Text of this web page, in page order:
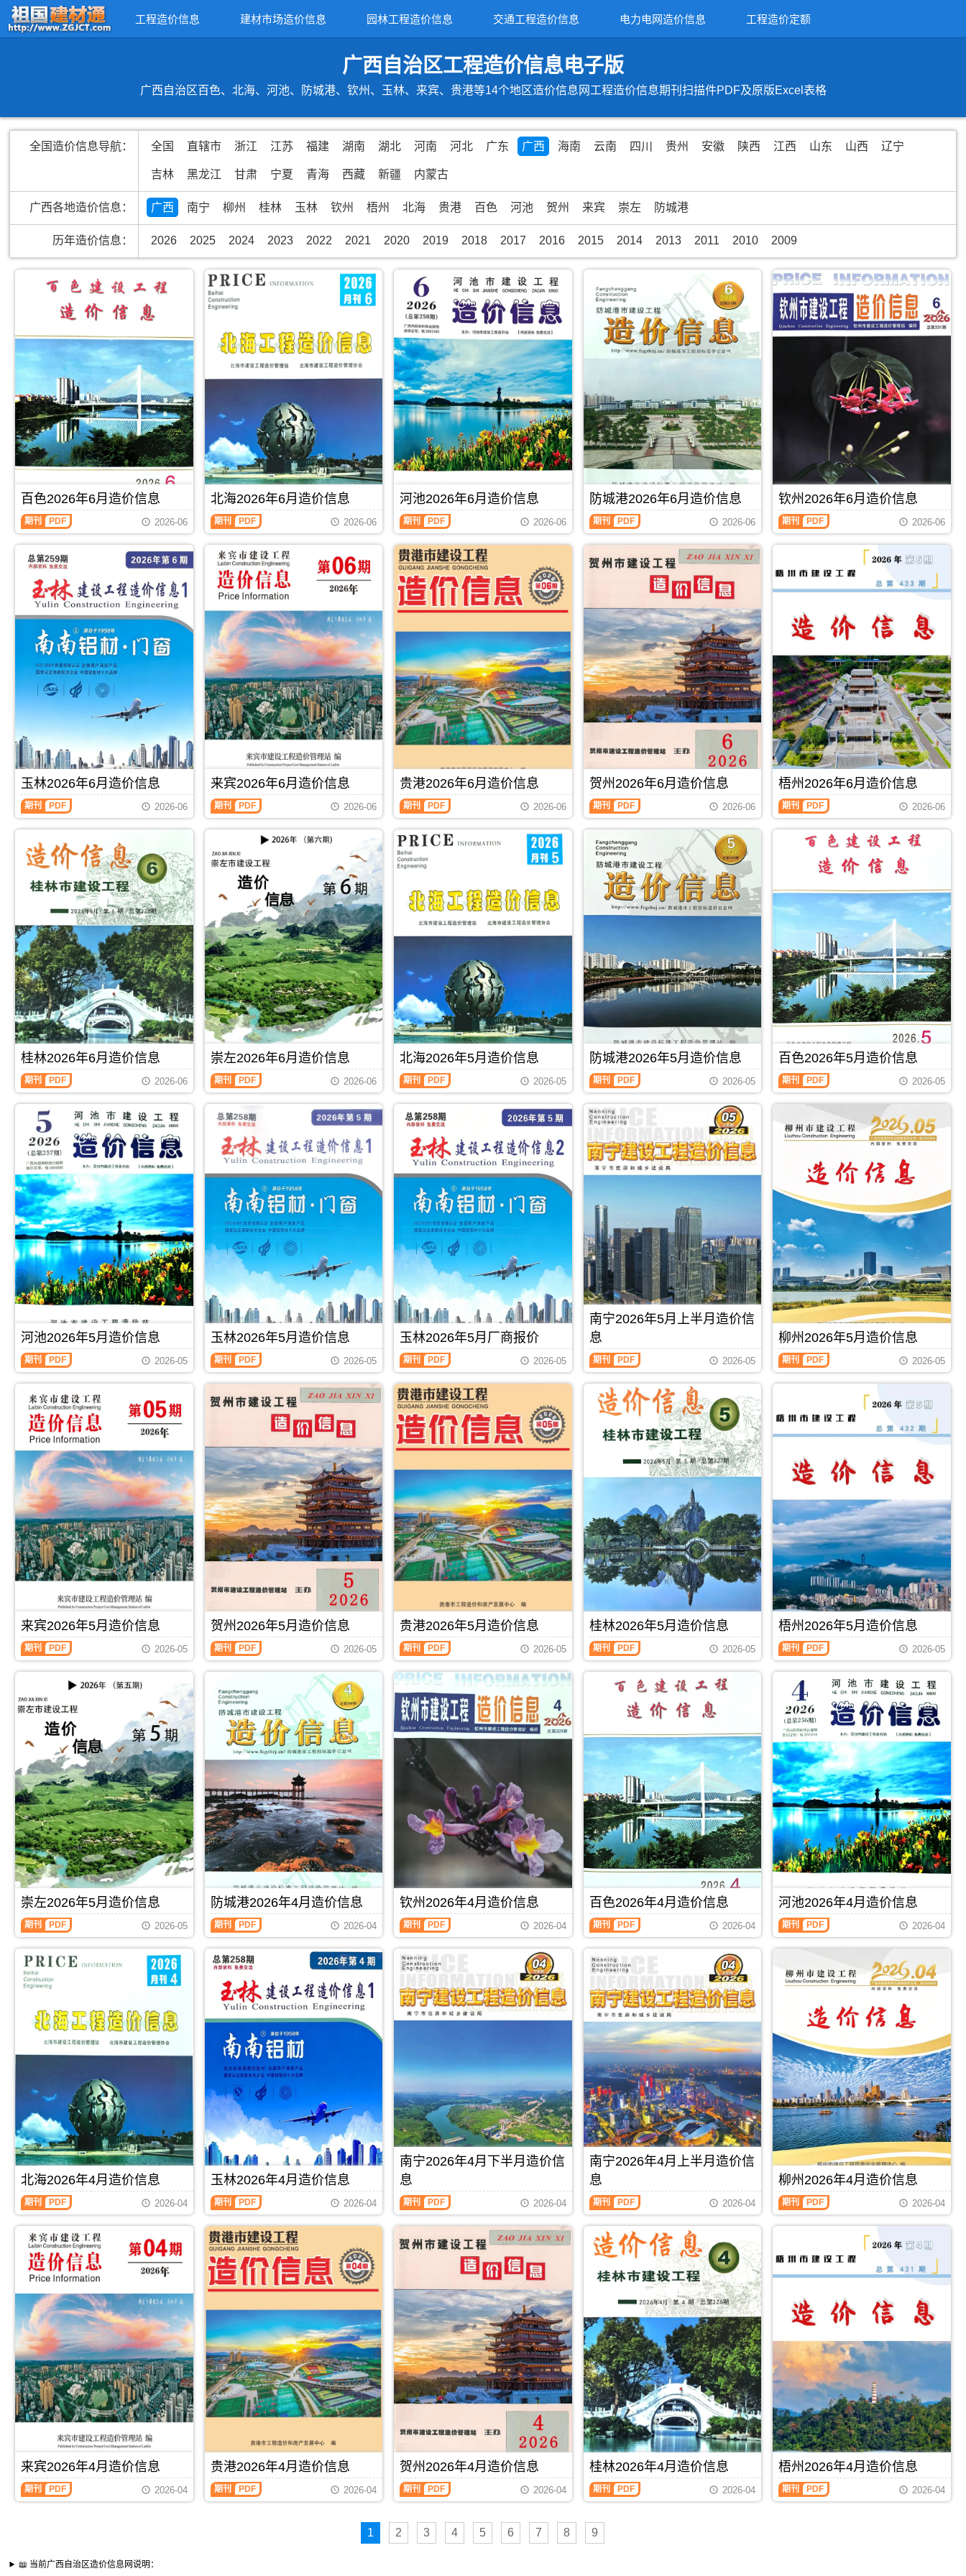
工程造价信息 建材市场造价信息 园林工程造价信息 交通工程造价信息 电力电网造价信息 工程造价定额
广西自治区工程造价信息电子版
广西自治区百色、北海、河池、防城港、钦州、玉林、来宾、贵港等14个地区造价信息网工程造价信息期刊扫描件PDF及原版Excel表格
📖 当前广西自治区造价信息网说明：
百色2026年6月造价信息
百
色
信
信
息)，
百
色
市
建
设
工
程
价
信
描
PDF，
属
于
百
色
市
工
程
材
料
汇
编，
用
工
程
材
料
价
格
纠
纷
调
解
期刊 PDF 2026-06
北海2026年6月造价信息
北
海
月
造
信
(北
海
工
程
造
价
信
息)，
北
设
工
程
造
价
息
高
PDF，
属
于
北
海
市
工
程
合
同
材
料
核
定
价，
用
于
程
析
期刊 PDF 2026-06
河池2026年6月造价信息
河
池
年
6
月
造
价
信
建
设
工
程
造
价
信
息)，
池
市
建
设
工
程
造
价
信
清
包
区：
宜
州
区、
罗
城
县、
环
江
县、
都
县、
化
县、
峨
县、
兰
县、
巴
马
县、
凤
山
县.，
用
于
河
池
工
程
资
算
编
制
期刊 PDF 2026-06
防城港2026年6月造价信息
防
城
年
息
城
港
建
设
工
程
价
息)，
防
城
港
市
建
设
工
程
息
扫
描
件
PDF，
防
城
港
息
价
包
含
区
域：
防
港
市、
东
上
思
县;
主
办：
防
城
港
建
设
标
准
工
程
于
港
工
程
招
标
控
编
制
期刊 PDF 2026-06
钦州2026年6月造价信息
钦
州
月
造
（钦
设
工
程
造
价
信
息）
期
刊，
由
钦
州
市
建
价
信
布，
钦
州
信
息
价
包
含
区
域：
钦
州
市、
州
港、
浦
北
钦
州
市
造
价
信
期
刊
PDF
期刊 PDF 2026-06
玉林2026年6月造价信息
玉
林
月
林
设
工
程
造
价
信
息）
期
刊，
由
玉
林
市
程
造
价
信
息
网
发
布，
玉
林
信
息
价
区
域：
玉
林
市、
陆
川
县、
兴
县、
容
县、
博
白
县、
北
流
县.，
玉
林
价
信
息
期
期刊 PDF 2026-06
来宾2026年6月造价信息
来
宾
月
信
（来
宾
建
设
工
程
造
价
信
息）
刊，
由
来
宾
市
建
价
用
于
宾
工
程
施
工
图
预
算
编
制，
属
宾
市
工
程
材
料
指
导
价，
来
造
信
息
期
刊
期刊 PDF 2026-06
贵港2026年6月造价信息
贵
港
年
6
月
港
工
造
价
信
息）
期
刊，
由
贵
港
市
建
设
价
贵
港
息
价
包
含
区
域：
贵
港
市、
桂
平
市、
南
贵
市
造
价
信
息
期
刊
PDF
期刊 PDF 2026-06
贺州2026年6月造价信息
贺
州
月
设
工
程
造
信
期
刊，
由
贺
州
市
建
设
工
程
造
价
息
布，
当
前
贺
州
造
价
信
息
每
月
一
期
州
市
建
设
工
程
站
官
方
发
信
息
期刊 PDF 2026-06
梧州2026年6月造价信息
梧
州
息
设
工
程
造
价
信
期
刊，
由
梧
州
市
设
工
信
发
用
于
梧
州
工
程
投
资
估
算
编
制，
梧
州
理
手
册，
梧
州
市
造
价
信
息
期
刊
期刊 PDF 2026-06
桂林2026年6月造价信息
桂
林
造
价
信
息
（桂
林
建
设
工
程
造
价
信
息）
刊，
由
桂
林
市
设
程
价
息
网
发
布，
用
于
桂
林
工
图
预
算
编
制，
于
桂
工
建
筑
招
投
标
参
考
文
件，
桂
林
市
造
价
息
期
刊
PDF
期刊 PDF 2026-06
崇左2026年6月造价信息
崇
左
信
（崇
工
程
价
信
息）
期
刊，
由
崇
左
市
设
信
息
发
布，
用
于
崇
左
程
同
价
款
确
定
与
整，
市
施
建
材
取
价
指
导，
崇
造
价
信
期
刊
PDF
期刊 PDF 2026-06
北海2026年5月造价信息
北
海
年
信
（北
造
价
息）
期
刊，
由
北
海
市
建
设
工
程
造
价
信
息
布，
用
于
北
海
工
程
全
成
本
管
控，
属
于
北
海
市
工
程
料
北
息
期
刊
PDF
期刊 PDF 2026-05
防城港2026年5月造价信息
防
城
2026
年
月
造
价
（防
城
港
建
设
工
程
造
价
信
息）
期
刊，
由
防
造
网
发
布，
用
于
港
工
程
设
计
概
于
建
材
参
考
价，
防
城
造
价
信
刊
期刊 PDF 2026-05
百色2026年5月造价信息
百
色
5
月
（百
建
设
工
程
造
价
信
息）
刊，
由
百
色
市
工
发
布，
用
于
百
色
工
程
招
标
控
制
价
编
制，
百
色
市
建
材
价
格
汇
编，
百
色
市
造
价
息
期
刊
PDF
期刊 PDF 2026-05
河池2026年5月造价信息
河
池
造
信
（河
池
建
设
工
程
造
价
信
由
河
池
市
建
工
程
信
网
发
布，
用
于
河
池
工
程
施
工
图
预
算
编
属
于
河
池
市
造
价
信
息
期
刊
期刊 PDF 2026-05
玉林2026年5月造价信息
期刊 PDF 2026-05
玉林2026年5月厂商报价
玉
林
年
5
月
厂
商
报
林
建
材
厂
商
报
价）
期
玉
林
市
建
设
工
程
造
价
信
息
发
布，
材
价、
筑
市
场
材
料
售
及
工
程
租
台
班
价，
玉
林
市
造
价
信
息
PDF
期刊 PDF 2026-05
南宁2026年5月上半月造价信
息
南
宁
价
宁
建
设
工
程
造
信
息）
期
刊，
由
南
工
造
息
网
发
布，
南
宁
建
工
程
造
价
信
从
年
开
始
分
为
上
半
月
信
息
价
和
下
半
月
信
发
布,
载
注
意
看
造
价
信
息
封
面
月
份
标
题
内
容;
南
信
息
期刊 PDF 2026-05
柳州2026年5月造价信息
柳
州
月
价
（柳
建
工
程
造
信
期
刊，
由
柳
州
市
建
程
造
价
信
息
网
发
布，
用
于
柳
州
工
程
估
算
编
制，
柳
州
价
汇
编，
柳
州
市
造
价
信
期
刊
PDF
期刊 PDF 2026-05
来宾2026年5月造价信息
期刊 PDF 2026-05
贺州2026年5月造价信息
期刊 PDF 2026-05
贵港2026年5月造价信息
期刊 PDF 2026-05
桂林2026年5月造价信息
期刊 PDF 2026-05
梧州2026年5月造价信息
期刊 PDF 2026-05
崇左2026年5月造价信息
期刊 PDF 2026-05
防城港2026年4月造价信息
期刊 PDF 2026-04
钦州2026年4月造价信息
期刊 PDF 2026-04
百色2026年4月造价信息
期刊 PDF 2026-04
河池2026年4月造价信息
期刊 PDF 2026-04
北海2026年4月造价信息
期刊 PDF 2026-04
玉林2026年4月造价信息
期刊 PDF 2026-04
南宁2026年4月下半月造价信
息
期刊 PDF 2026-04
南宁2026年4月上半月造价信
息
期刊 PDF 2026-04
柳州2026年4月造价信息
期刊 PDF 2026-04
来宾2026年4月造价信息
期刊 PDF 2026-04
贵港2026年4月造价信息
期刊 PDF 2026-04
贺州2026年4月造价信息
期刊 PDF 2026-04
桂林2026年4月造价信息
期刊 PDF 2026-04
梧州2026年4月造价信息
期刊 PDF 2026-04
1 2 3 4 5 6 7 8 9
全国造价信息导航： 全国 直辖市 浙江 江苏 福建 湖南 湖北 河南 河北 广东 广西 海南 云南 四川 贵州 安徽 陕西 江西 山东 山西 辽宁
吉林 黑龙江 甘肃 宁夏 青海 西藏 新疆 内蒙古
广西各地造价信息： 广西 南宁 柳州 桂林 玉林 钦州 梧州 北海 贵港 百色 河池 贺州 来宾 崇左 防城港
历年造价信息： 2026 2025 2024 2023 2022 2021 2020 2019 2018 2017 2016 2015 2014 2013 2011 2010 2009